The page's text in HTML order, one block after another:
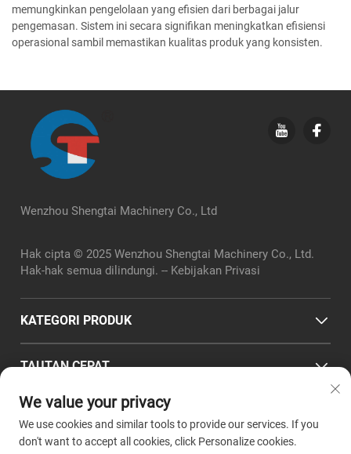
memungkinkan pengelolaan yang efisien dari berbagai jalur
pengemasan. Sistem ini secara signifikan meningkatkan efisiensi
operasional sambil memastikan kualitas produk yang konsisten.
Wenzhou Shengtai Machinery Co., Ltd
Hak cipta © 2025 Wenzhou Shengtai Machinery Co., Ltd.
Hak-hak semua dilindungi. -- Kebijakan Privasi
KATEGORI PRODUK
TAUTAN CEPAT
INFO KONTAK
Office add : No. 2, Jalan Chuangye, Taman Pabrik Standar
We value your privacy
We use cookies and similar tools to provide our services. If you
don't want to accept all cookies, click Personalize cookies.